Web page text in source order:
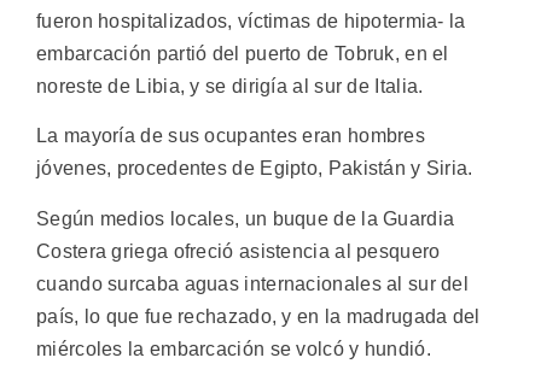
fueron hospitalizados, víctimas de hipotermia- la
embarcación partió del puerto de Tobruk, en el
noreste de Libia, y se dirigía al sur de Italia.
La mayoría de sus ocupantes eran hombres
jóvenes, procedentes de Egipto, Pakistán y Siria.
Según medios locales, un buque de la Guardia
Costera griega ofreció asistencia al pesquero
cuando surcaba aguas internacionales al sur del
país, lo que fue rechazado, y en la madrugada del
miércoles la embarcación se volcó y hundió.